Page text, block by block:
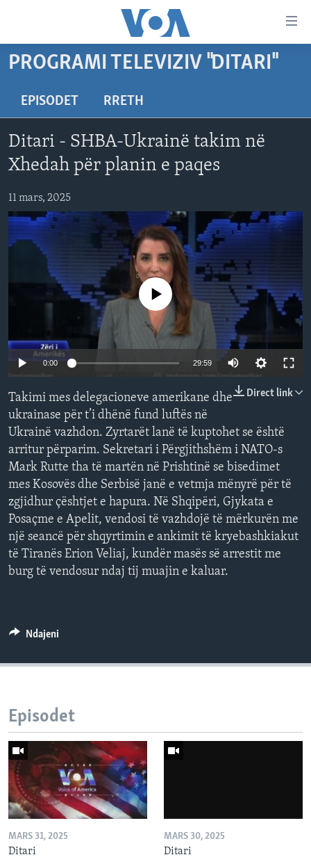
faqen
tek
faqja
kryesore
Kalo
kërkimi
KATEGORITË
BALLKANI
BOTA
MJEDISI
KULTURË
SHKENCË DHE TEKNOLOGJI
SHËNDETËSI
DITARI
Learning English
FOLLOW US
PROGRAMI TELEVIZIV "DITARI"
EPISODET RRETH
Ditari - SHBA-Ukrainë takim në
Xhedah për planin e paqes
11 mars, 2025
240p
No media source currently available
0:00 29:59
240p
480p
1080p
Direct link
Takimi mes delegacioneve amerikane dhe
ukrainase për t’i dhënë fund luftës në
Ukrainë vazhdon. Zyrtarët lanë të kuptohet se është
arritur përparim. Sekretari i Përgjithshëm i NATO-s
Mark Rutte tha të martën në Prishtinë se bisedimet
mes Kosovës dhe Serbisë janë e vetmja mënyrë për të
zgjidhur çështjet e hapura. Në Shqipëri, Gjykata e
Posaçme e Apelit, vendosi të vazhdojë të mërkurën me
një seancë për shqyrtimin e ankimit të kryebashkiakut
të Tiranës Erion Veliaj, kundër masës së arrestit me
burg të vendosur ndaj tij muajin e kaluar.
Ndajeni
Episodet
MARS 31, 2025
Ditari
MARS 30, 2025
Ditari